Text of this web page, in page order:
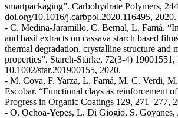
smartpackaging”. Carbohydrate Polymers,
doi.org/10.1016/j.carbpol.2020.116495, 2020.
- C. Medina-Jaramillo, C. Bernal, L. Famá.
and basil extracts on cassava starch based
thermal degradation, crystalline structure and
properties”. Starch-Stärke, 72(3-4)
10.1002/star.201900155, 2020.
- M. Cova, F. Yarza, L. Famá, M. C. Verdi,
Escobar. “Functional clays as reinforcement
Progress in Organic Coatings 129, 271–277,
- O. Ochoa-Yepes, L. Di Giogio, S.